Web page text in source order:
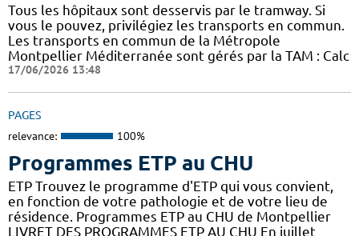
Tous les hôpitaux sont desservis par le tramway. Si
vous le pouvez, privilégiez les transports en commun.
Les transports en commun de la Métropole
Montpellier Méditerranée sont gérés par la TAM : Calc
17/06/2026 13:48
PAGES
relevance: 100%
Programmes ETP au CHU
ETP Trouvez le programme d'ETP qui vous convient,
en fonction de votre pathologie et de votre lieu de
résidence. Programmes ETP au CHU de Montpellier
LIVRET DES PROGRAMMES ETP AU CHU En juillet